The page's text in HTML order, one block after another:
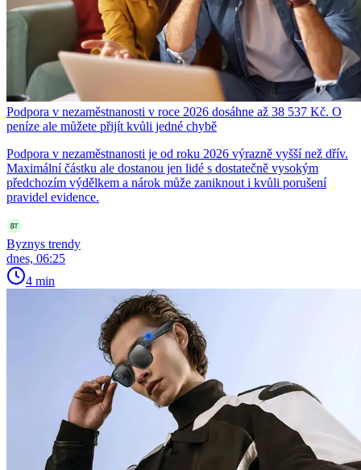
Podpora v nezaměstnanosti v roce 2026 dosáhne až 38 537 Kč. O
peníze ale můžete přijít kvůli jedné chybě
Podpora v nezaměstnanosti je od roku 2026 výrazně vyšší než dřív.
Maximální částku ale dostanou jen lidé s dostatečně vysokým
předchozím výdělkem a nárok může zaniknout i kvůli porušení
pravidel evidence.
Byznys trendy
dnes, 06:25
4 min